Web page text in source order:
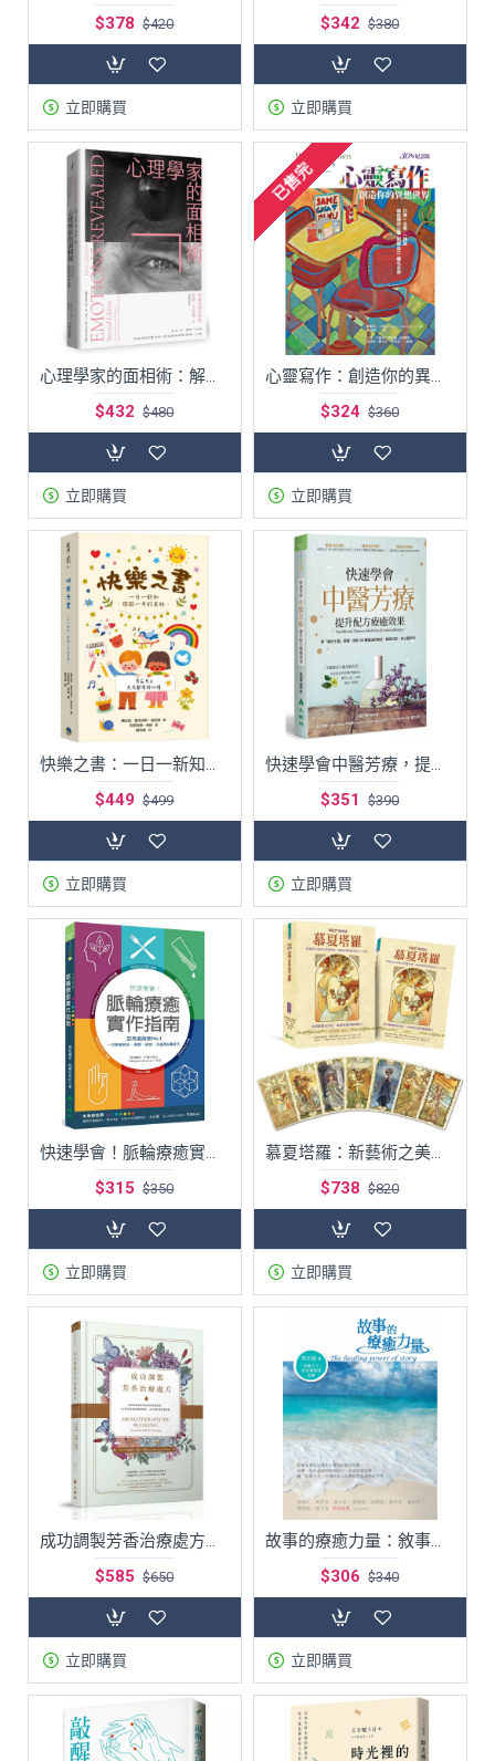
$378 $420
立即購買
$342 $380
立即購買
心理學家的面相術：解讀情緒的密碼【全新增訂版】
$432 $480
立即購買
已售完
心靈寫作：創造你的異想世界（30年紀念版）
$324 $360
立即購買
快樂之書：一日一新知．開啟一年的美好
$449 $499
立即購買
快速學會中醫芳療，提升配方療癒效果：用「褚氏太極」原理，剖析50種精油的藥性、歸經功效、身心靈作用
$351
$390
立即購買
快速學會！脈輪療癒實作指南：亞馬遜銷售No.1，一次學會精油、冥想、瑜珈、水晶等6種技巧
$315 $350
立即購買
慕夏塔羅：新藝術之美融合塔羅智慧，開啟與靈魂對話的占卜之旅
$738 $820
立即購買
成功調製芳香治療處方：成為專業芳療師必備的調配聖經，66種常見精油調配原理，105種罕見精油檔案
$585 $650
立即購買
故事的療癒力量：敘事、隱喻、自由書寫
$306 $340
立即購買